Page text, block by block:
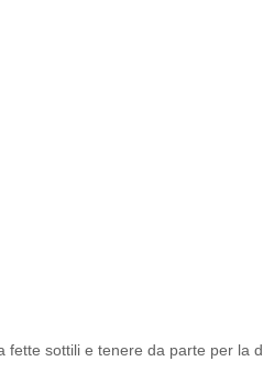
fette sottili e tenere da parte per la